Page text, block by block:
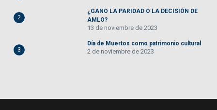
2
¿GANO LA PARIDAD O LA DECISIÓN DE
AMLO?
13 de noviembre de 2023
3
Día de Muertos como patrimonio cultural
2 de noviembre de 2023